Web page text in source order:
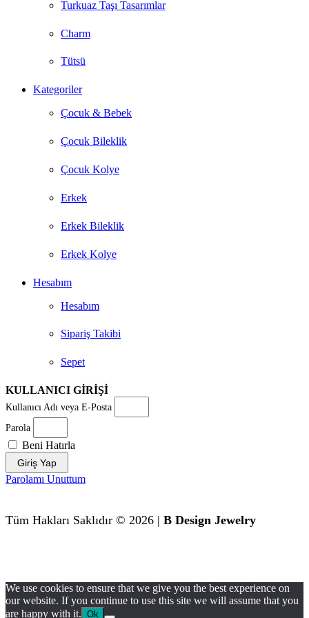
Turkuaz Taşı Tasarımlar
Charm
Tütsü
Kategoriler
Çocuk & Bebek
Çocuk Bileklik
Çocuk Kolye
Erkek
Erkek Bileklik
Erkek Kolye
Hesabım
Hesabım
Sipariş Takibi
Sepet
KULLANICI GİRİŞİ
Kullanıcı Adı veya E-Posta
Parola
Beni Hatırla
Giriş Yap
Parolamı Unuttum
Tüm Hakları Saklıdır © 2026 | B Design Jewelry
We use cookies to ensure that we give you the best experience on
our website. If you continue to use this site we will assume that you
are happy with it. Ok